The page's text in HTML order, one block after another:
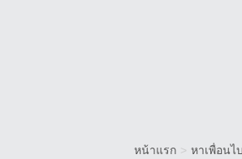
หน้าแรก > หาเพื่อนไ